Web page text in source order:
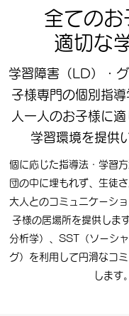
全てのお
適切な
学習障害（LD）・
子様専門の個別指
人一人のお子様に
学習環境を提供
個に応じた指導法・学習
団の中に埋もれず、生徒
大人とのコミュニケーシ
子様の居場所を提供しま
分析学）、SST（ソーシ
グ）を利用して円滑なコ
します。